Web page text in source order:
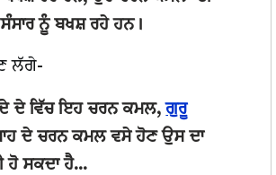
ਨੂੰ ਬਖਸ਼ ਰਹੇ ਹਨ।
ਲੱਗੇ-
ਦੇ ਵਿੱਚ ਇਹ ਚਰਨ ਕਮਲ,ਗੁਰੂ
ਦੇ ਚਰਨ ਕਮਲ ਵਸੇ ਹੋਣ ਉਸ ਦਾ
ਹੋ ਸਕਦਾ ਹੈ...